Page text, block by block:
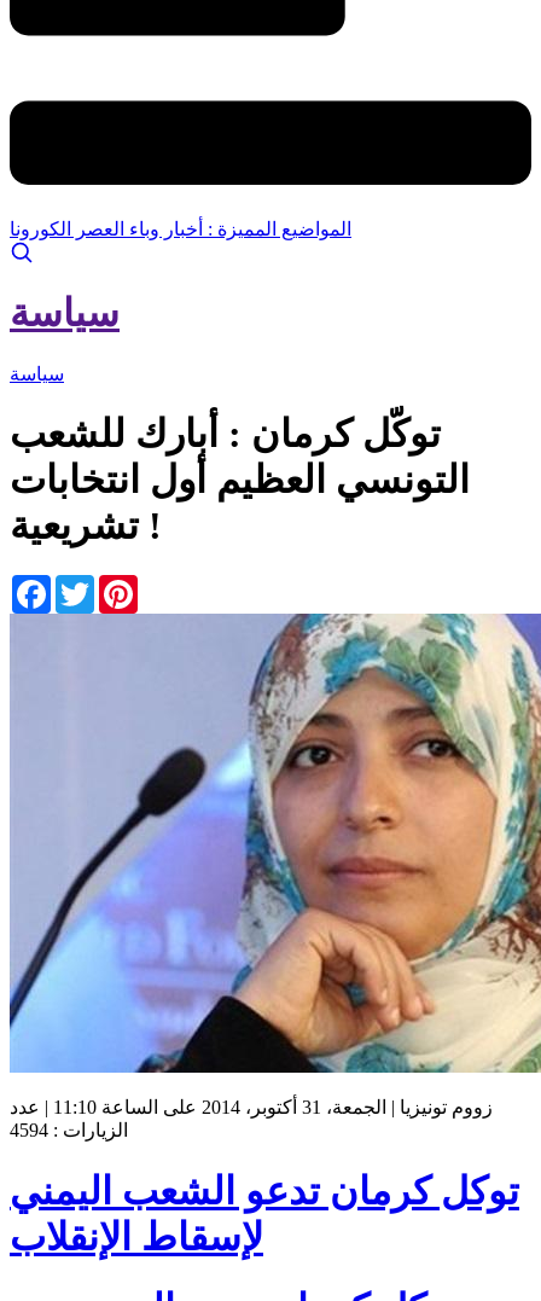
المواضيع المميزة : أخبار وباء العصر الكورونا
سياسة
سياسة
توكّل كرمان : أبارك للشعب
التونسي العظيم أول انتخابات
تشريعية !
Facebook
Twitter
زووم تونيزيا | الجمعة، 31 أكتوبر، 2014 على الساعة 11:10 | عدد
الزيارات : 4594
توكل كرمان تدعو الشعب اليمني
لإسقاط الإنقلاب